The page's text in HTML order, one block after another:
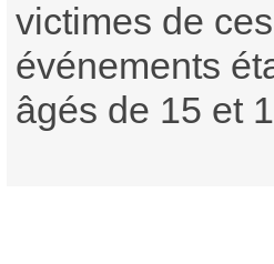
victimes de
événements
âgés de 15 et